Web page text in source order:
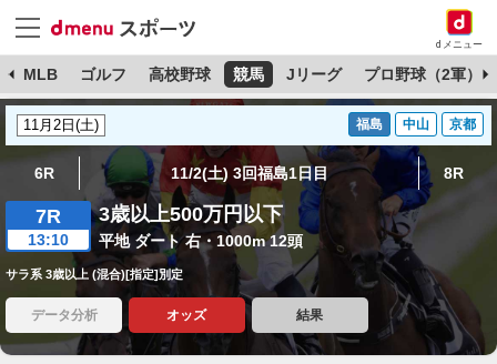
dメニュー
MLB ゴルフ 高校野球 競馬 Jリーグ プロ野球（2軍）
福島 中山 京都
6R 11/2(土) 3回福島1日目 8R
7R
13:10
3歳以上500万円以下
平地 ダート 右・1000m 12頭
サラ系 3歳以上 (混合)[指定]別定
データ分析 オッズ 結果